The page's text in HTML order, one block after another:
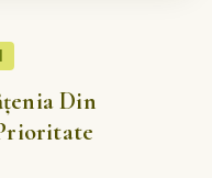
Din